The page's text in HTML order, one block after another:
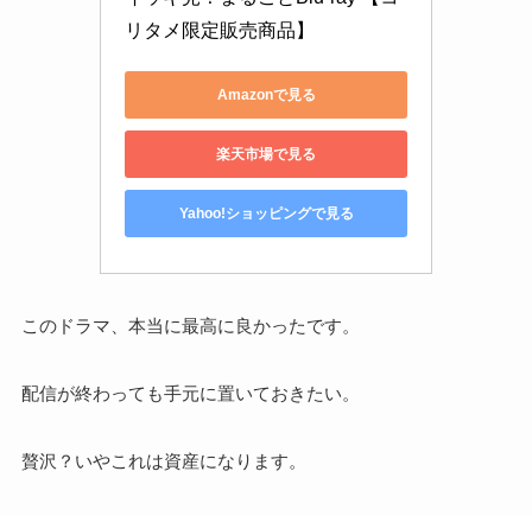
リタメ限定販売商品】
Amazonで見る
楽天市場で見る
Yahoo!ショッピングで見る
このドラマ、本当に最高に良かったです。
配信が終わっても手元に置いておきたい。
贅沢？いやこれは資産になります。